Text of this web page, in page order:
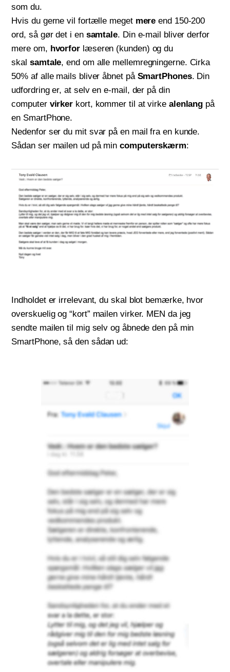
som du.
Hvis du gerne vil fortælle meget mere end 150-200
ord, så gør det i en samtale. Din e-mail bliver derfor
mere om, hvorfor læseren (kunden) og du
skal samtale, end om alle mellemregningerne. Cirka
50% af alle mails bliver åbnet på SmartPhones. Din
udfordring er, at selv en e-mail, der på din
computer virker kort, kommer til at virke alenlang på
en SmartPhone.
Nedenfor ser du mit svar på en mail fra en kunde.
Sådan ser mailen ud på mincomputerskærm:
Indholdet er irrelevant, du skal blot bemærke, hvor
overskuelig og “kort” mailen virker. MEN da jeg
sendte mailen til mig selv og åbnede den på min
SmartPhone, så den sådan ud: